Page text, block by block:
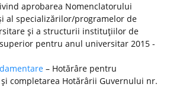
aprobarea Nomenclatorului
al specializărilor/programelor de
şi a structurii instituţiilor de
pentru anul universitar 2015 -
– Hotărâre pentru
completarea Hotărârii Guvernului nr.